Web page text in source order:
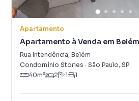
Apartamento
Apartamento à Venda em Belém
Rua Intendência, Belém
Condomínio Stories · São Paulo, SP
40m² 2 1 1